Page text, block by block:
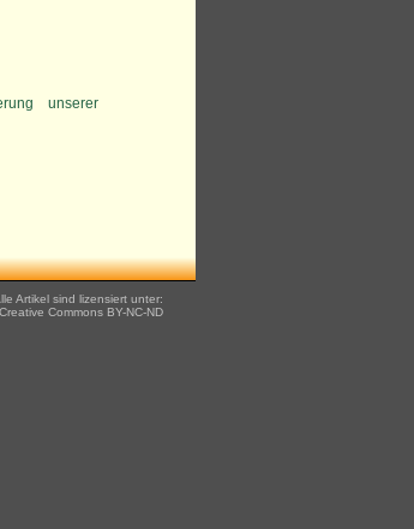
unserer
Artikel sind lizensiert unter:
Creative Commons BY-NC-ND